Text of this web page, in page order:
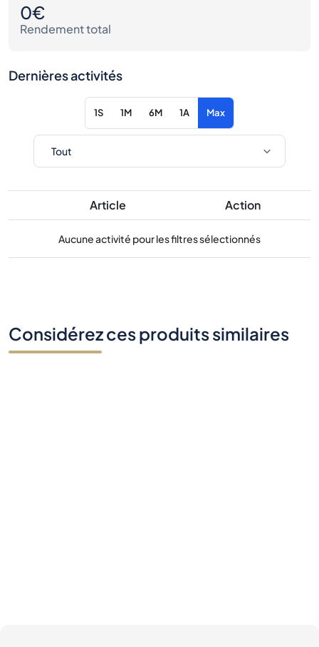
0€
Rendement total
Dernières activités
1S 1M 6M 1A Max
Article Action
Aucune activité pour les filtres sélectionnés
Considérez ces produits similaires